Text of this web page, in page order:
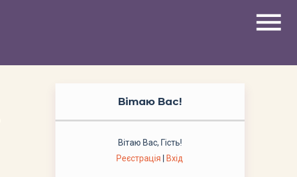
menu
Вітаю Вас!
Вітаю Вас, Гість!
Реєстрація
Вхід